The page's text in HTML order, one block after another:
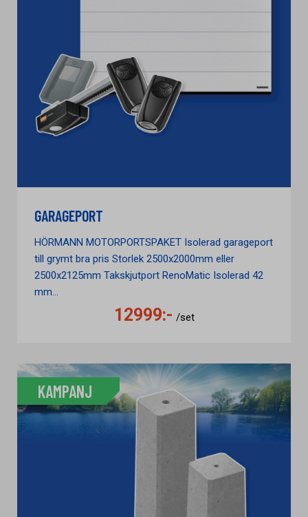
GARAGEPORT
HÖRMANN MOTORPORTSPAKET Isolerad garageport
till grymt bra pris Storlek 2500x2000mm eller
2500x2125mm Takskjutport RenoMatic Isolerad 42
mm...
12999:- /set
KAMPANJ